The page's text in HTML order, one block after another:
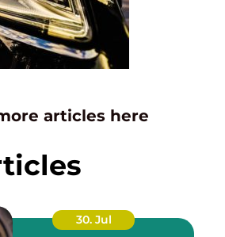
articles here
30. Jul